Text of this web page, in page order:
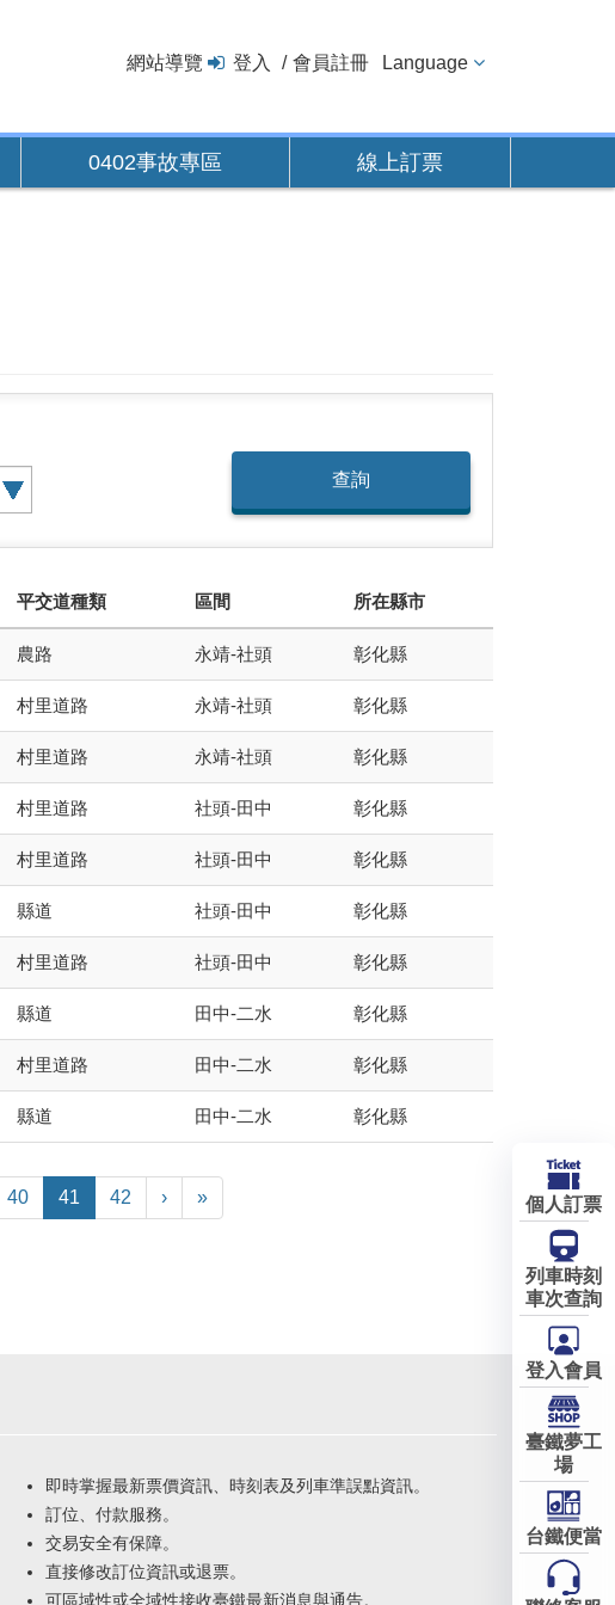
網站導覽 登入 會員註冊 Language
0402事故專區 線上訂票
查詢
平交道種類 區間 所在縣市
農路 永靖-社頭 彰化縣
村里道路 永靖-社頭 彰化縣
村里道路 永靖-社頭 彰化縣
村里道路 社頭-田中 彰化縣
村里道路 社頭-田中 彰化縣
縣道 社頭-田中 彰化縣
村里道路 社頭-田中 彰化縣
縣道 田中-二水 彰化縣
村里道路 田中-二水 彰化縣
縣道 田中-二水 彰化縣
40 41 42 › »
即時掌握最新票價資訊、時刻表及列車準誤點資訊。
訂位、付款服務。
交易安全有保障。
直接修改訂位資訊或退票。
可區域性或全域性接收臺鐵最新消息與通告。
個人訂票
列車時刻
車次查詢
登入會員
臺鐵夢工
場
台鐵便當